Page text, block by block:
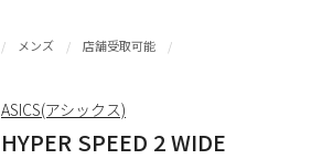
メンズ 店舗受取可能
HYPER SPEED 2 WIDE
ASICS(アシックス)